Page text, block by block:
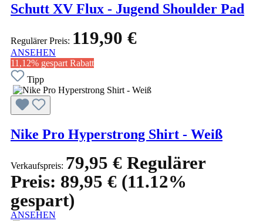
Schutt XV Flux - Jugend Shoulder Pad
Regulärer Preis: 119,90 €
ANSEHEN
11,12% gespart Rabatt
Tipp
Nike Pro Hyperstrong Shirt - Weiß
Verkaufspreis: 79,95 € Regulärer
Preis: 89,95 € (11.12%
gespart)
ANSEHEN